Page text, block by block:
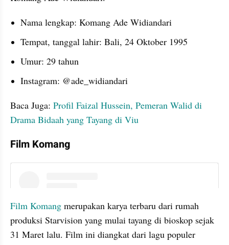
Nama lengkap: Komang Ade Widiandari
Tempat, tanggal lahir: Bali, 24 Oktober 1995
Umur: 29 tahun
Instagram: @ade_widiandari
Baca Juga: Profil Faizal Hussein, Pemeran Walid di
Drama Bidaah yang Tayang di Viu
Film Komang
Film Komang merupakan karya terbaru dari rumah
produksi Starvision yang mulai tayang di bioskop sejak
31 Maret lalu. Film ini diangkat dari lagu populer